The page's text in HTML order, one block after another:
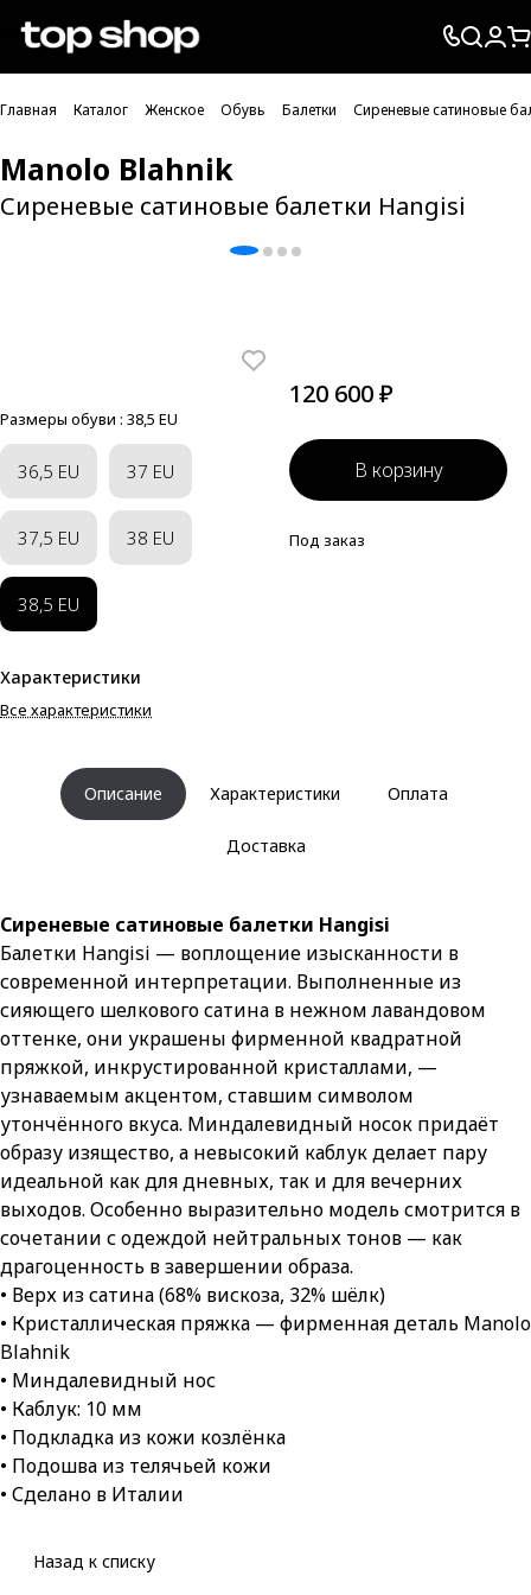
Проверка хлебных крошек
Главная Каталог Женское Обувь Балетки Сиреневые сатиновые
Manolo Blahnik
Сиреневые сатиновые балетки Hangisi
Размеры обуви : 38,5 EU
36,5 EU 37 EU
37,5 EU 38 EU
38,5 EU
Характеристики
Все характеристики
120 600 ₽
В корзину
Под заказ
Описание Характеристики Оплата
Доставка
Сиреневые сатиновые балетки Hangisi
Балетки Hangisi — воплощение изысканности в
современной интерпретации. Выполненные из
сияющего шелкового сатина в нежном лавандовом
оттенке, они украшены фирменной квадратной
пряжкой, инкрустированной кристаллами, —
узнаваемым акцентом, ставшим символом
утончённого вкуса. Миндалевидный носок придаёт
образу изящество, а невысокий каблук делает пару
идеальной как для дневных, так и для вечерних
выходов. Особенно выразительно модель смотрится в
сочетании с одеждой нейтральных тонов — как
драгоценность в завершении образа.
• Верх из сатина (68% вискоза, 32% шёлк)
• Кристаллическая пряжка — фирменная деталь Manolo
Blahnik
• Миндалевидный нос
• Каблук: 10 мм
• Подкладка из кожи козлёнка
• Подошва из телячьей кожи
• Сделано в Италии
Назад к списку